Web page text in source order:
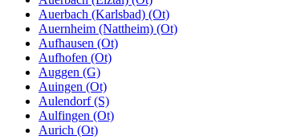
Auerbach (Karlsbad) (Ot)
Auernheim (Nattheim) (Ot)
Aufhausen (Ot)
Aufhofen (Ot)
Auggen (G)
Auingen (Ot)
Aulendorf (S)
Aulfingen (Ot)
Aurich (Ot)